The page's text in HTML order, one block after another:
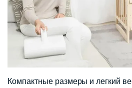
Компактные размеры и легкий